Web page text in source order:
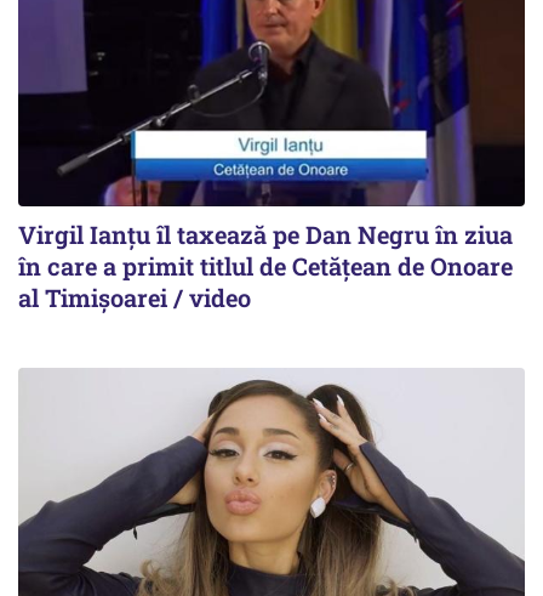
Virgil Ianțu îl taxează pe Dan Negru în ziua
în care a primit titlul de Cetățean de Onoare
al Timișoarei / video